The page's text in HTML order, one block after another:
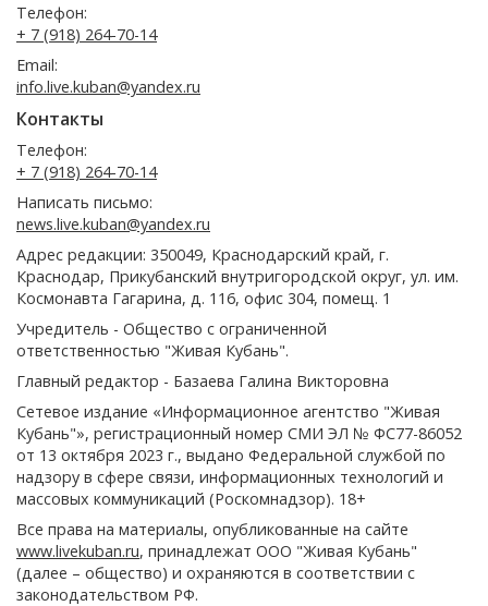
Телефон:
+ 7 (918) 264-70-14
Email:
info.live.kuban@yandex.ru
Контакты
Телефон:
+ 7 (918) 264-70-14
Написать письмо:
news.live.kuban@yandex.ru
Адрес редакции: 350049, Краснодарский край, г.
Краснодар, Прикубанский внутригородской округ, ул. им.
Космонавта Гагарина, д. 116, офис 304, помещ. 1
Учредитель - Общество с ограниченной
ответственностью "Живая Кубань".
Главный редактор - Базаева Галина Викторовна
Сетевое издание «Информационное агентство "Живая
Кубань"», регистрационный номер СМИ ЭЛ № ФС77-86052
от 13 октября 2023 г., выдано Федеральной службой по
надзору в сфере связи, информационных технологий и
массовых коммуникаций (Роскомнадзор). 18+
Все права на материалы, опубликованные на сайте
www.livekuban.ru, принадлежат ООО "Живая Кубань"
(далее – общество) и охраняются в соответствии с
законодательством РФ.